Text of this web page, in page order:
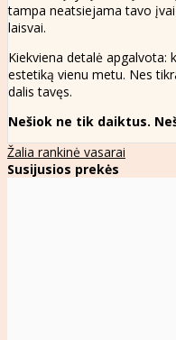
tampa neatsiejama tavo
laisvai.
Kiekviena detalė
estetiką vienu metu. Nes
dalis tavęs.
Nešiok ne tik daiktus.
Žalia rankinė vasarai
Susijusios prekės